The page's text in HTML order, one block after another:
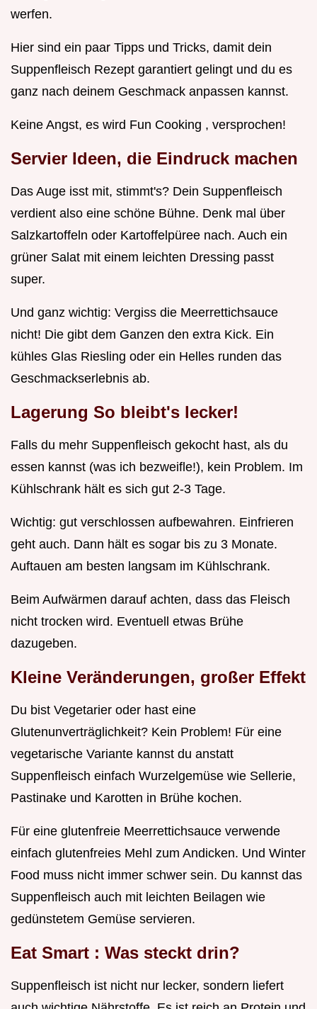
werfen.
Hier sind ein paar Tipps und Tricks, damit dein
Suppenfleisch Rezept garantiert gelingt und du es
ganz nach deinem Geschmack anpassen kannst.
Keine Angst, es wird Fun Cooking , versprochen!
Servier Ideen, die Eindruck machen
Das Auge isst mit, stimmt's? Dein Suppenfleisch
verdient also eine schöne Bühne. Denk mal über
Salzkartoffeln oder Kartoffelpüree nach. Auch ein
grüner Salat mit einem leichten Dressing passt
super.
Und ganz wichtig: Vergiss die Meerrettichsauce
nicht! Die gibt dem Ganzen den extra Kick. Ein
kühles Glas Riesling oder ein Helles runden das
Geschmackserlebnis ab.
Lagerung So bleibt's lecker!
Falls du mehr Suppenfleisch gekocht hast, als du
essen kannst (was ich bezweifle!), kein Problem. Im
Kühlschrank hält es sich gut 2-3 Tage.
Wichtig: gut verschlossen aufbewahren. Einfrieren
geht auch. Dann hält es sogar bis zu 3 Monate.
Auftauen am besten langsam im Kühlschrank.
Beim Aufwärmen darauf achten, dass das Fleisch
nicht trocken wird. Eventuell etwas Brühe
dazugeben.
Kleine Veränderungen, großer Effekt
Du bist Vegetarier oder hast eine
Glutenunverträglichkeit? Kein Problem! Für eine
vegetarische Variante kannst du anstatt
Suppenfleisch einfach Wurzelgemüse wie Sellerie,
Pastinake und Karotten in Brühe kochen.
Für eine glutenfreie Meerrettichsauce verwende
einfach glutenfreies Mehl zum Andicken. Und Winter
Food muss nicht immer schwer sein. Du kannst das
Suppenfleisch auch mit leichten Beilagen wie
gedünstetem Gemüse servieren.
Eat Smart : Was steckt drin?
Suppenfleisch ist nicht nur lecker, sondern liefert